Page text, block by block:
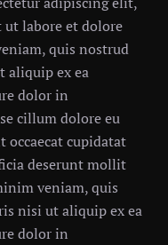
labore et dolore
quis nostrud
aliquip ex ea
dolor in
cillum dolore eu
occaecat cupidatat
deserunt mollit
veniam, quis
nisi ut aliquip ex ea
dolor in